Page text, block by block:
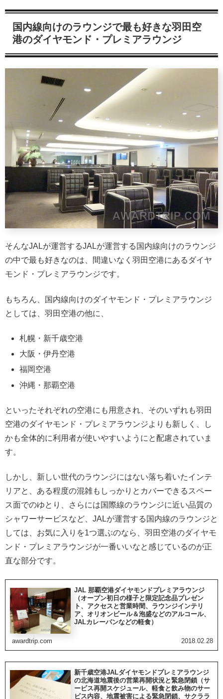
国内線向けのラウンジで最も好きな羽田空
港のダイヤモンド・プレミアラウンジ
そんなJALが運営するJALが運営する国内線向けのラウンジ
の中で最も好きなのは、間違いなく羽田空港にあるダイヤ
モンド・プレミアラウンジです。
もちろん、国内線向けのダイヤモンド・プレミアラウンジ
としては、羽田空港の他に、
札幌・新千歳空港
大阪・伊丹空港
福岡空港
沖縄・那覇空港
といったそれぞれの空港にも用意され、そのいずれも羽田
空港のダイヤモンド・プレミアラウンジよりも新しく、し
かも全体的に利用者が使いやすいようにと配慮されていま
す。
しかし、新しい世代のラウンジにはない落ち着いたインテ
リアと、ある程度の混雑もしっかりとカバーできるスペー
ス面でのゆとり、さらには国際線のラウンジに近い品質の
シャワーサービスなど、JALが運営する国内線のラウンジと
しては、お気に入りを1つ選ぶのなら、羽田空港のダイヤモ
ンド・プレミアラウンジが一番いいなと感じているのが正
直な部分です。
JAL 那覇空港ダイヤモンドプレミアラウンジ
（オープン初日の様子と限定記念品プレゼン
ト、アクセスと営業時間、ラウンジインテリ
ア、オリオンビール＆泡盛などのアルコール、
JALカレーパンなどの軽食）
awardtrip.com 2018.02.28
新千歳空港JALダイヤモンドプレミアラウンジ
の北海道地震後の営業再開状況と緊急閉鎖（サ
ービス再開スケジュール、軽食と飲み物のサー
ビス内容、地震被害による緊急閉鎖、サクララ